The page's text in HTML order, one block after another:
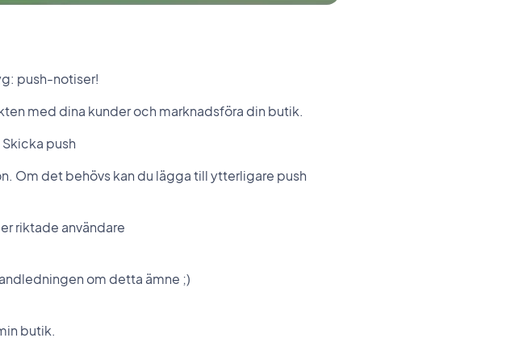
push-notiser!
med dina kunder och marknadsföra din butik.
push
Om det behövs kan du lägga till ytterligare push
riktade användare
om detta ämne ;)
butik.